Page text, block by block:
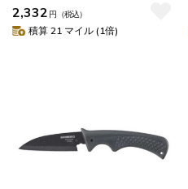
2,332 円 （税込）
積算 21 マイル (1倍)